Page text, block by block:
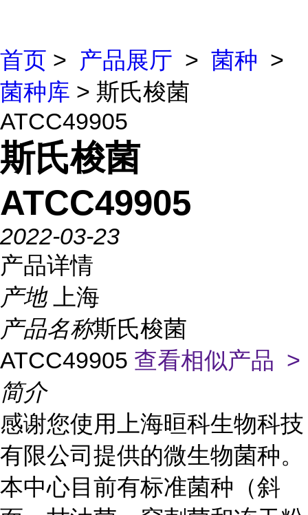
首页 > 产品展厅 > 菌种 >
菌种库 > 斯氏梭菌
ATCC49905
斯氏梭菌
ATCC49905
2022-03-23
产品详情
产地
上海
产品名称斯氏梭菌
ATCC49905 查看相似产品 >
简介
感谢您使用上海晅科生物科技
有限公司提供的微生物菌种。
本中心目前有标准菌种（斜